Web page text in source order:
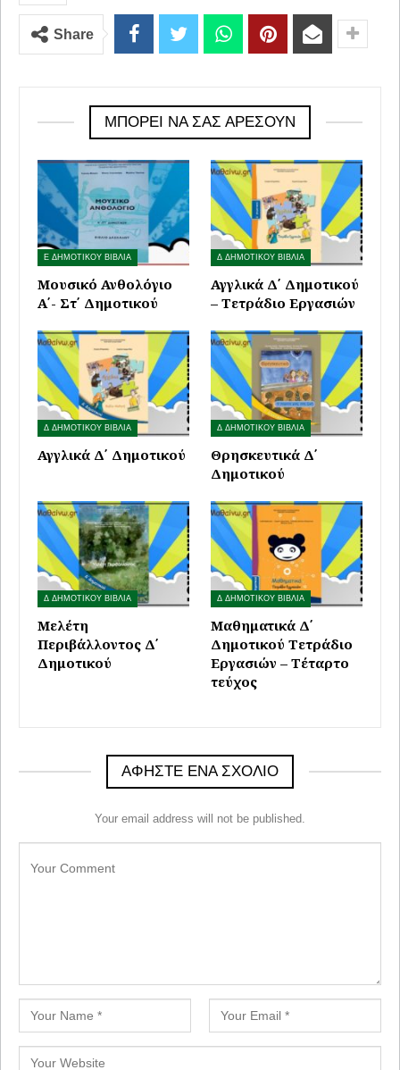
Share
ΜΠΟΡΕΊ ΝΑ ΣΑΣ ΑΡΈΣΟΥΝ
Ε ΔΗΜΟΤΙΚΟΥ ΒΙΒΛΙΑ
Μουσικό Ανθολόγιο
Α΄- Στ΄ Δημοτικού
Δ ΔΗΜΟΤΙΚΟΥ ΒΙΒΛΙΑ
Αγγλικά Δ΄ Δημοτικού
– Τετράδιο Εργασιών
Δ ΔΗΜΟΤΙΚΟΥ ΒΙΒΛΙΑ
Αγγλικά Δ΄ Δημοτικού
Δ ΔΗΜΟΤΙΚΟΥ ΒΙΒΛΙΑ
Θρησκευτικά Δ΄
Δημοτικού
Δ ΔΗΜΟΤΙΚΟΥ ΒΙΒΛΙΑ
Μελέτη
Περιβάλλοντος Δ΄
Δημοτικού
Δ ΔΗΜΟΤΙΚΟΥ ΒΙΒΛΙΑ
Μαθηματικά Δ΄
Δημοτικού Τετράδιο
Εργασιών – Τέταρτο
τεύχος
ΑΦΉΣΤΕ ΈΝΑ ΣΧΌΛΙΟ
Your email address will not be published.